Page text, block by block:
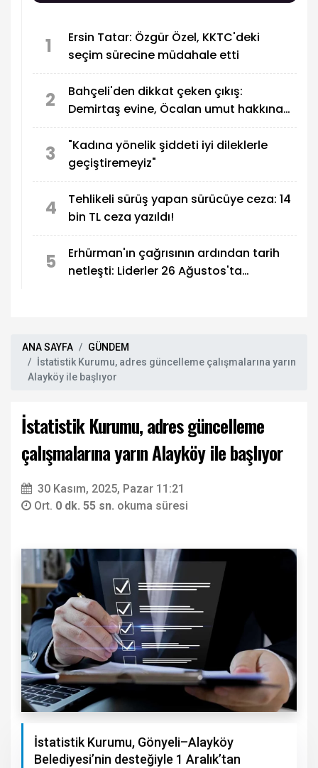
1
Ersin Tatar: Özgür Özel, KKTC'deki
seçim sürecine müdahale etti
2
Bahçeli'den dikkat çeken çıkış:
Demirtaş evine, Öcalan umut hakkına
3
"Kadına yönelik şiddeti iyi dileklerle
geçiştiremeyiz"
4
Tehlikeli sürüş yapan sürücüye ceza: 14
bin TL ceza yazıldı!
5
Erhürman'ın çağrısının ardından tarih
netleşti: Liderler 26 Ağustos'ta
ANA SAYFA
GÜNDEM
İstatistik Kurumu, adres güncelleme çalışmalarına yarın
Alayköy ile başlıyor
İstatistik Kurumu, adres güncelleme
çalışmalarına yarın Alayköy ile başlıyor
30 Kasım, 2025, Pazar 11:21
Ort. 0 dk. 55 sn. okuma süresi
İstatistik Kurumu, Gönyeli–Alayköy
Belediyesi’nin desteğiyle 1 Aralık’tan